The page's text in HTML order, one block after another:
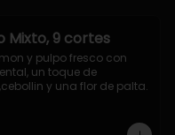
Mixto, 9 cortes
y pulpo fresco con
un toque de
y una flor de palta.